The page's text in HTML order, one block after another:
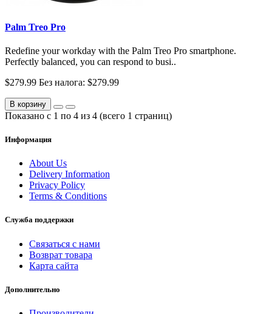
Palm Treo Pro
Redefine your workday with the Palm Treo Pro smartphone.
Perfectly balanced, you can respond to busi..
$279.99 Без налога: $279.99
В корзину
Показано с 1 по 4 из 4 (всего 1 страниц)
Информация
About Us
Delivery Information
Privacy Policy
Terms & Conditions
Служба поддержки
Связаться с нами
Возврат товара
Карта сайта
Дополнительно